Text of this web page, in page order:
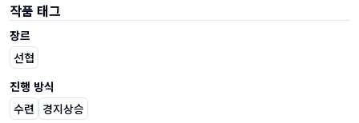
작품 태그
장르
선협
진행 방식
수련 경지상승